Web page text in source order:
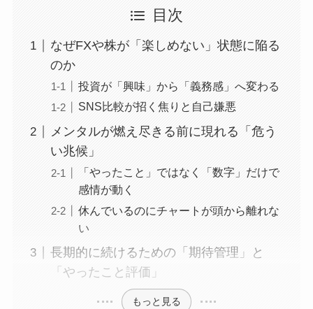
目次
なぜFXや株が「楽しめない」状態に陥る
のか
投資が「興味」から「義務感」へ変わる
SNS比較が招く焦りと自己嫌悪
メンタルが燃え尽きる前に現れる「危う
い兆候」
「やったこと」ではなく「数字」だけで
感情が動く
休んでいるのにチャートが頭から離れな
い
長期的に続けるための「期待管理」と
「やったこと評価」
もっと見る